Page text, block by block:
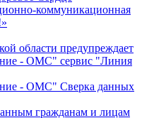
коммуникационная
области предупреждает
- ОМС" сервис "Линия
- ОМС" Сверка данных
гражданам и лицам